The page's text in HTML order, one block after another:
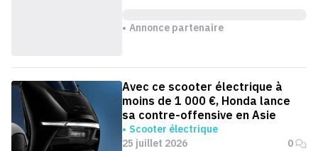
Annonce partenaire
Avec ce scooter électrique à
moins de 1 000 €, Honda lance
sa contre-offensive en Asie
Scooter électrique
25 juillet 2026
0